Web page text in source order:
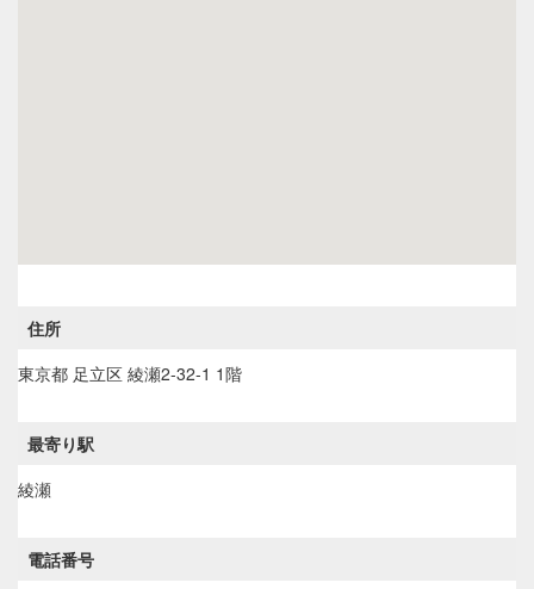
住所
東京都 足立区 綾瀬2-32-1 1階
最寄り駅
綾瀬
電話番号